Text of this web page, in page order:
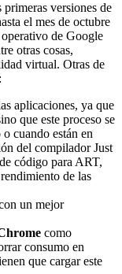
versiones de
el mes de octubre
de Google
otras cosas,
virtual. Otras de
aplicaciones, ya que
que este proceso se
cuando están en
del compilador Just
código para ART,
de las
un mejor
como
consumo en
que cargar este